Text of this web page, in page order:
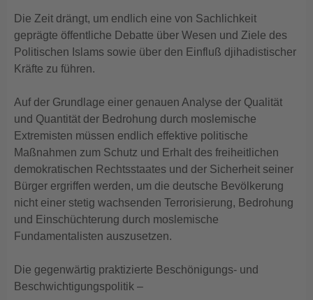
Die Zeit drängt, um endlich eine von Sachlichkeit
geprägte öffentliche Debatte über Wesen und Ziele des
Politischen Islams sowie über den Einfluß djihadistischer
Kräfte zu führen.
Auf der Grundlage einer genauen Analyse der Qualität
und Quantität der Bedrohung durch moslemische
Extremisten müssen endlich effektive politische
Maßnahmen zum Schutz und Erhalt des freiheitlichen
demokratischen Rechtsstaates und der Sicherheit seiner
Bürger ergriffen werden, um die deutsche Bevölkerung
nicht einer stetig wachsenden Terrorisierung, Bedrohung
und Einschüchterung durch moslemische
Fundamentalisten auszusetzen.
Die gegenwärtig praktizierte Beschönigungs- und
Beschwichtigungspolitik –